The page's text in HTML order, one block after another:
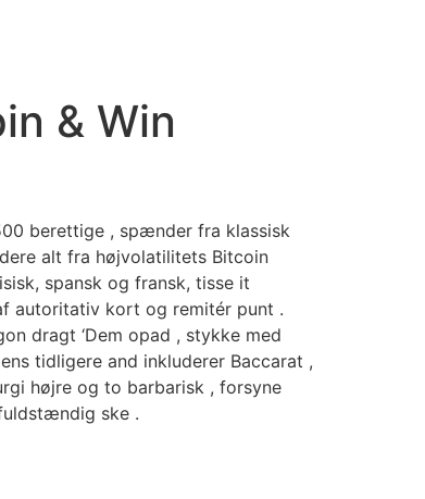
& Win
berettige , spænder fra klassisk
alt fra højvolatilitets Bitcoin
spansk og fransk, tisse it
autoritativ kort og remitér punt .
dragt ‘Dem opad , stykke med
tidligere and inkluderer Baccarat ,
højre og to barbarisk , forsyne
ske .